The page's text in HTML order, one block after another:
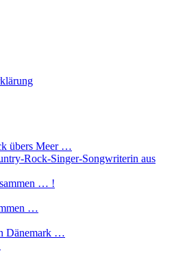
übers Meer …
Rock-Singer-Songwriterin aus
… !
…
Dänemark …